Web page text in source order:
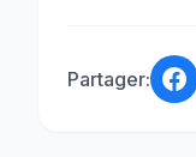
Partager: